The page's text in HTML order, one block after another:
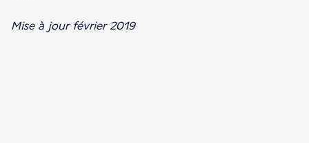
Mise à jour février 2019